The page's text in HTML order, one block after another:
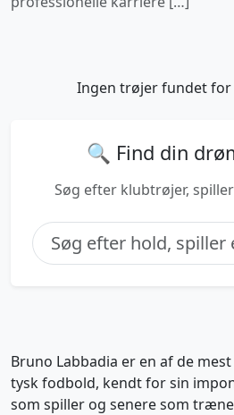
Ingen trøjer fundet for
🔍 Find din
Søg efter klubtrøjer,
Bruno Labbadia er en af de
tysk fodbold, kendt for sin
som spiller og senere som